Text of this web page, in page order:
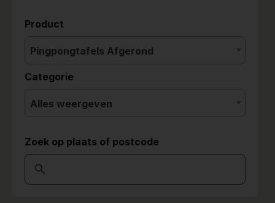
Product
Pingpongtafels Afgerond
Categorie
Alles weergeven
Zoek op plaats of postcode